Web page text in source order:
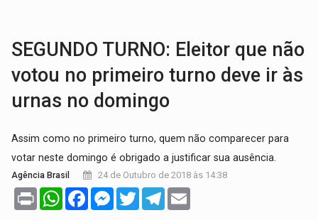
SEGUNDO TURNO: Eleitor que não
votou no primeiro turno deve ir às
urnas no domingo
Assim como no primeiro turno, quem não comparecer para
votar neste domingo é obrigado a justificar sua ausência.
Agência Brasil 24 de Outubro de 2018 às 14:38
Print WhatsAppFacebookMessenger
TwitterTelegram